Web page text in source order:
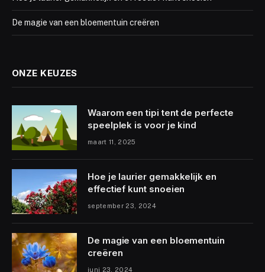
De magie van een bloementuin creëren
ONZE KEUZES
Waarom een tipi tent de perfecte
speelplek is voor je kind
maart 11, 2025
Hoe je laurier gemakkelijk en
effectief kunt snoeien
september 23, 2024
De magie van een bloementuin
creëren
juni 23, 2024